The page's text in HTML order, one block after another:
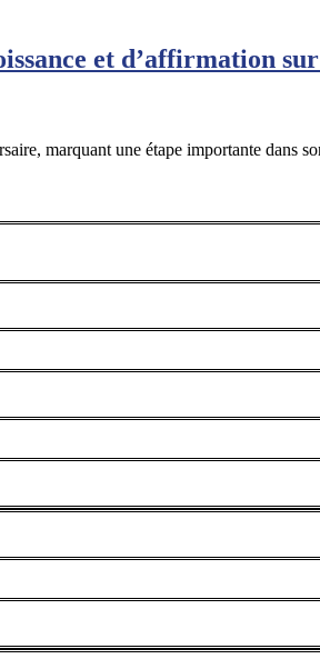
et d’affirmation
marquant une étape importante dans